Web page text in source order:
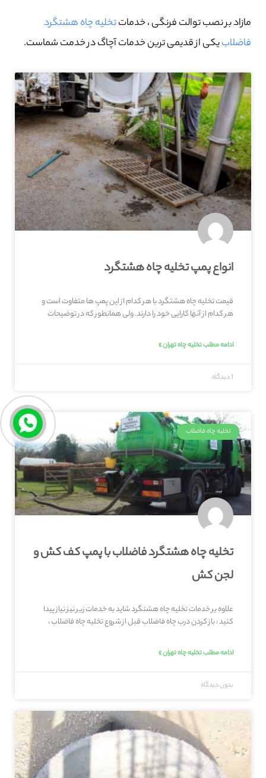
مازاد بر نصب توالت فرنگی ، خدماتتخلیه چاه هشتگرد
فاضلابیکی از قدیمی ترین خدمات آچاگ در خدمت شماست.
انواع پمپ تخلیه چاه هشتگرد
قیمت تخلیه چاه هشتگرد با هر کدام از این پمپ ها متفاوت است و
هر کدام از آنها کارایی خود را دارند. ولی همانطور که در توضیحات
ادامه مطلب تخلیه چاه تهران »
1 دیدگاه
تخلیه چاه فاضلاب
تخلیه چاه هشتگرد فاضلاب با پمپ کف کش و
لجن کش
علاوه بر خدمات تخلیه چاه هشتگرد شاید به خدمات زیر نیز نیاز پیدا
کنید : باز کردن درب چاه فاضلاب قبل از شروع تخلیه چاه فاضلاب ،
ادامه مطلب تخلیه چاه تهران »
بدون دیدگاه